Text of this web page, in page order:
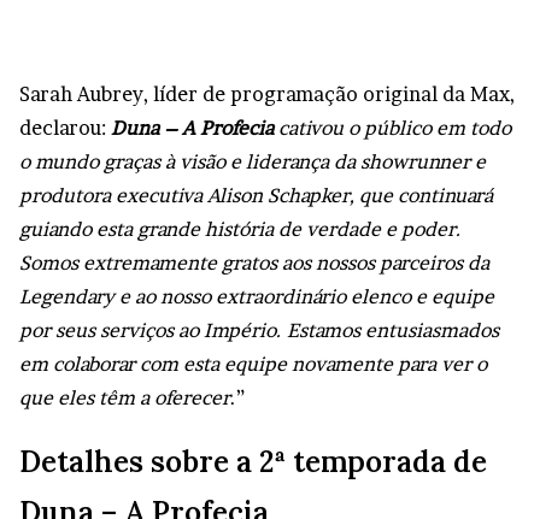
Sarah Aubrey, líder de programação original da Max,
declarou: Duna – A Profeciacativou o público em todo
o mundo graças à visão e liderança da showrunner e
produtora executiva Alison Schapker, que continuará
guiando esta grande história de verdade e poder.
Somos extremamente gratos aos nossos parceiros da
Legendary e ao nosso extraordinário elenco e equipe
por seus serviços ao Império. Estamos entusiasmados
em colaborar com esta equipe novamente para ver o
que eles têm a oferecer.”
Detalhes sobre a 2ª temporada de